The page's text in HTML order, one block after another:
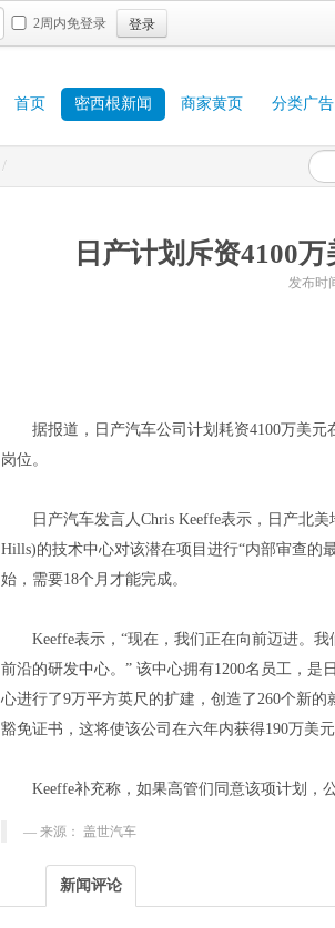
2周内免登录 登录
首页 密西根新闻 商家黄页 分类广告
/
日产计划斥资4100
发布时
据报道，日产汽车公司计划耗资4100万美元
岗位。
日产汽车发言人Chris Keeffe表示，日产北美
Hills)的技术中心对该潜在项目进行“内部审查的
始，需要18个月才能完成。
Keeffe表示，“现在，我们正在向前迈进。我
前沿的研发中心。” 该中心拥有1200名员工，是
心进行了9万平方英尺的扩建，创造了260个新
豁免证书，这将使该公司在六年内获得190万美元
Keeffe补充称，如果高管们同意该项计划，公
来源： 盖世汽车
新闻评论